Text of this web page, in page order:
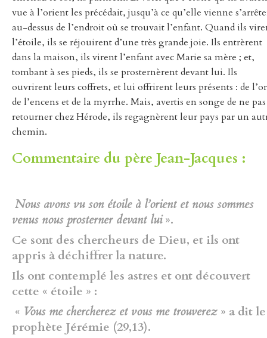
vue à l’orient les précédait, jusqu’à ce qu’elle vienne
au-dessus de l’endroit où se trouvait l’enfant. Quand ils
l’étoile, ils se réjouirent d’une très grande joie. Ils entrèrent
dans la maison, ils virent l’enfant avec Marie sa mère ; et,
tombant à ses pieds, ils se prosternèrent devant lui. Ils
ouvrirent leurs coffrets, et lui offrirent leurs présents : de
de l’encens et de la myrrhe. Mais, avertis en songe de ne pas
retourner chez Hérode, ils regagnèrent leur pays par un
chemin.
Commentaire du père Jean-Jacques :
Nous avons vu son étoile à l’orient et nous sommes
venus nous prosterner devant lui».
Ce sont des chercheurs de Dieu, et ils ont
appris à déchiffrer la nature.
Ils ont contemplé les astres et ont découvert
cette « étoile » :
« Vous me chercherez et vous me trouverez » a dit le
prophète Jérémie (29,13).